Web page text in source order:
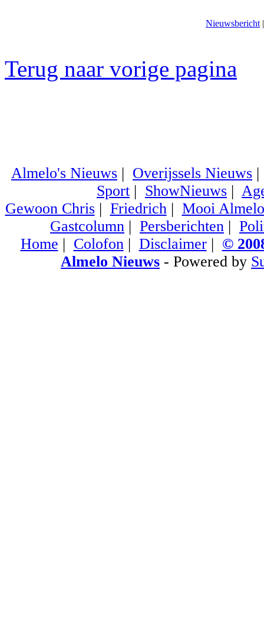
Nieuwsbericht
Terug naar vorige pagina
Almelo's Nieuws | Overijssels Nieuws
Sport | ShowNieuws |
Gewoon Chris| Friedrich| Mooi Almelo
Gastcolumn | Persberichten |
Home | Colofon| Disclaimer| ©
Almelo Nieuws - Powered by